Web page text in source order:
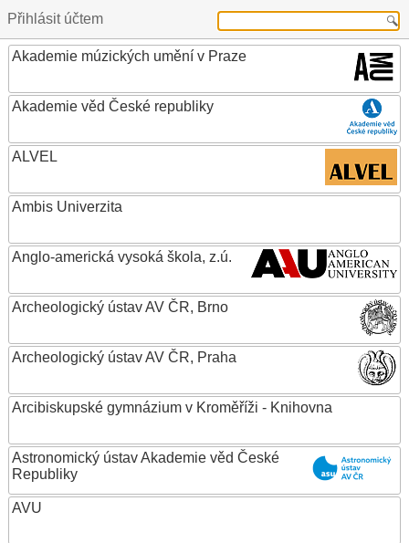
Přihlásit účtem
Akademie múzických umění v Praze
Akademie věd České republiky
ALVEL
Ambis Univerzita
Anglo-americká vysoká škola, z.ú.
Archeologický ústav AV ČR, Brno
Archeologický ústav AV ČR, Praha
Arcibiskupské gymnázium v Kroměříži - Knihovna
Astronomický ústav Akademie věd České
Republiky
AVU